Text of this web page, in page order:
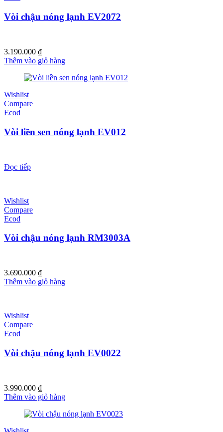
Vòi chậu nóng lạnh EV2072
3.190.000 ₫
Thêm vào giỏ hàng
Wishlist
Compare
Ecod
Vòi liền sen nóng lạnh EV012
Đọc tiếp
Wishlist
Compare
Ecod
Vòi chậu nóng lạnh RM3003A
3.690.000 ₫
Thêm vào giỏ hàng
Wishlist
Compare
Ecod
Vòi chậu nóng lạnh EV0022
3.990.000 ₫
Thêm vào giỏ hàng